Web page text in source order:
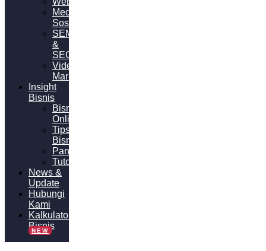
Media
Sosial
SEM
&
SEO
Video
Marketing
Insight
Bisnis
Bisnis
Online
Tips
Bisnis
Panduan
Tutorial
News &
Update
Hubungi
Kami
Kalkulator
Bisnis
NEW